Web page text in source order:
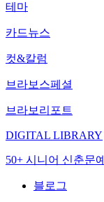
테마
카드뉴스
컷&칼럼
브라보스페셜
브라보리포트
DIGITAL LIBRARY
50+ 시니어 신춘문예
블로그